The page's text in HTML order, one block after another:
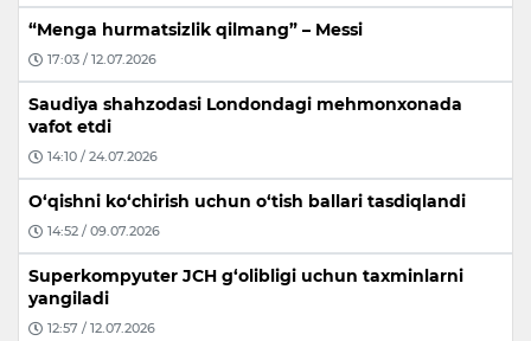
“Menga hurmatsizlik qilmang” – Messi
17:03 / 12.07.2026
Saudiya shahzodasi Londondagi mehmonxonada
vafot etdi
14:10 / 24.07.2026
O‘qishni ko‘chirish uchun o‘tish ballari tasdiqlandi
14:52 / 09.07.2026
Superkompyuter JCH g‘olibligi uchun taxminlarni
yangiladi
12:57 / 12.07.2026